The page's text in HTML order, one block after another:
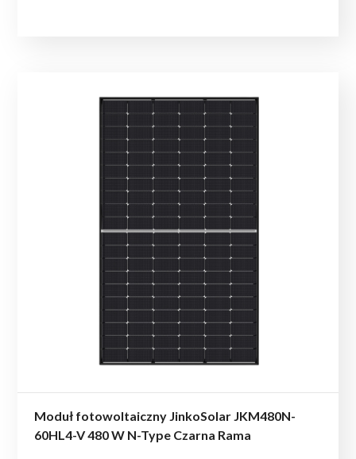
Moduł fotowoltaiczny JinkoSolar JKM480N-
60HL4-V 480 W N-Type Czarna Rama